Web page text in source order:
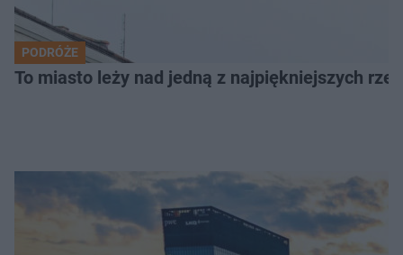
PODRÓŻE
To miasto leży nad jedną z najpiękniejszych